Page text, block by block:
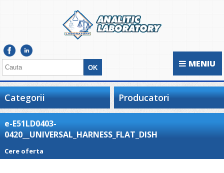
MENIU
Categorii Producatori
e-E51LD0403-
0420__UNIVERSAL_HARNESS_FLAT_DISH
Cere oferta